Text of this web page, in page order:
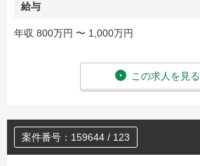
給与
年収 800万円 〜 1,000万円
この求人を見る
案件番号：159644 / 123